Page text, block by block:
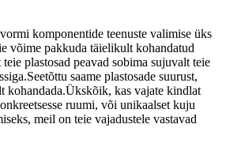
komponentide teenuste valimise üks
võime pakkuda täielikult kohandatud
plastosad peavad sobima sujuvalt teie
saame plastosade suurust,
kohandada.Ükskõik, kas vajate kindlat
ruumi, või unikaalset kuju
meil on teie vajadustele vastavad